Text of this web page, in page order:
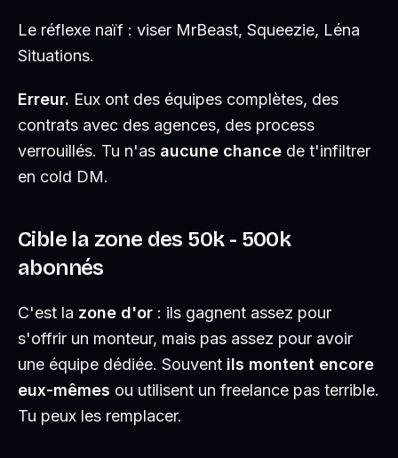
Le réflexe naïf : viser MrBeast, Squeezie, Léna
Situations.
Erreur. Eux ont des équipes complètes, des
contrats avec des agences, des process
verrouillés. Tu n'as aucune chance de t'infiltrer
en cold DM.
Cible la zone des 50k - 500k
abonnés
C'est la zone d'or : ils gagnent assez pour
s'offrir un monteur, mais pas assez pour avoir
une équipe dédiée. Souvent ils montent encore
eux-mêmes ou utilisent un freelance pas terrible.
Tu peux les remplacer.